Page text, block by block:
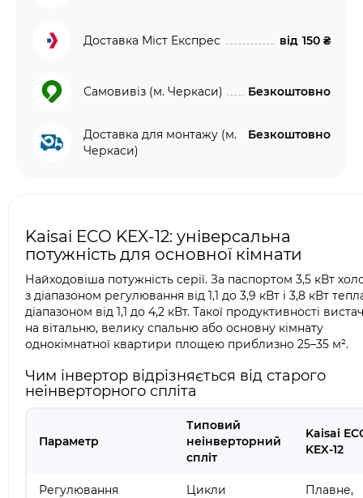
Доставка Міст Експрес від 150 ₴
Самовивіз (м. Черкаси) Безкоштовно
Доставка для монтажу (м.
Черкаси)
Безкоштовно
Kaisai ECO KEX-12: універсальна
потужність для основної кімнати
Найходовіша потужність серії. За паспортом 3,5 кВт
з діапазоном регулювання від 1,1 до 3,9 кВт і 3,8 кВт
діапазоном від 1,1 до 4,2 кВт. Такої продуктивності
на вітальню, велику спальню або основну кімнату
однокімнатної квартири площею приблизно 25–35 м².
Чим інвертор відрізняється від старого
неінверторного спліта
Параметр
Типовий
неінверторний
спліт
Kaisai
KEX-12
Регулювання
Цикли
Плавне,